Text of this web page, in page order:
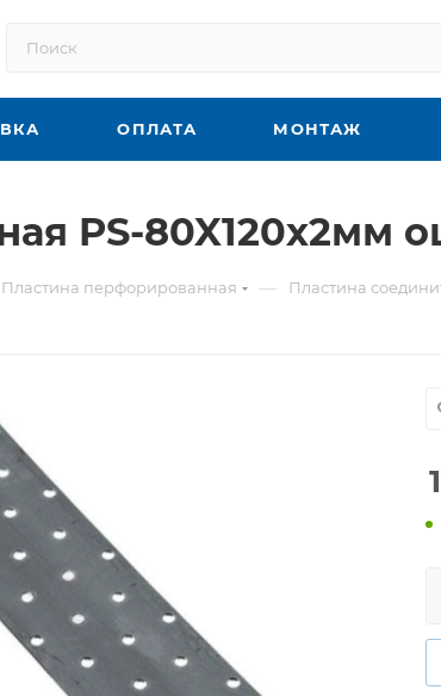
ОПЛАТА МОНТАЖ
PS-80X120х2мм
Пластина перфорированная — Пластина